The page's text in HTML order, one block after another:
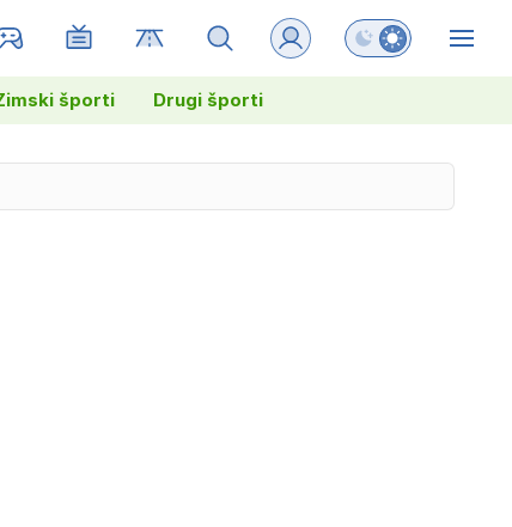
Preklopi barvni
športi Drugi športi